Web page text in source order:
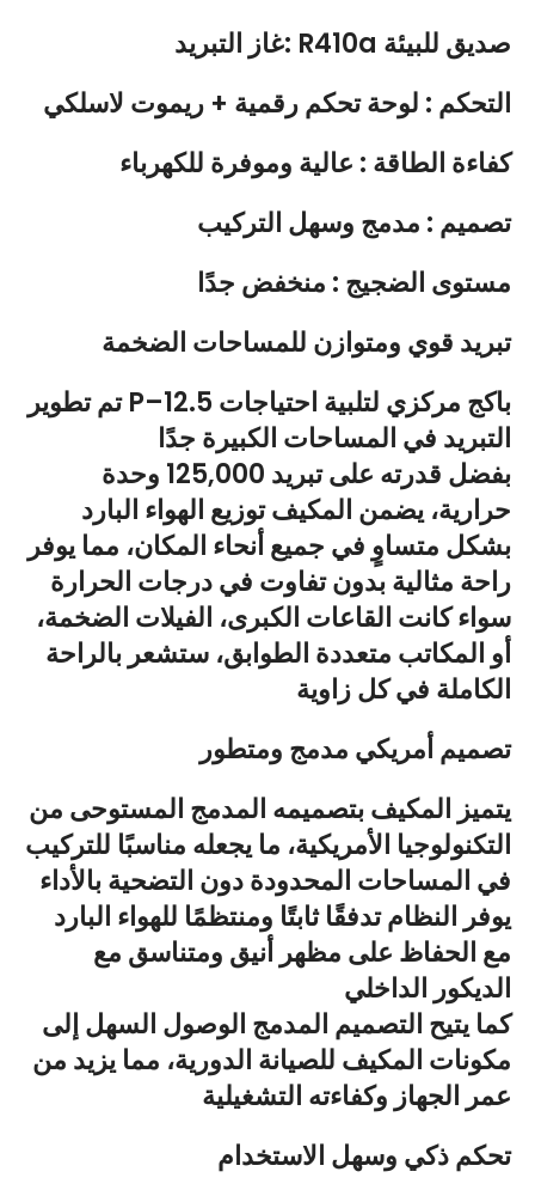
غاز التبريد: R410a صديق للبيئة
التحكم : لوحة تحكم رقمية + ريموت لاسلكي
كفاءة الطاقة : عالية وموفرة للكهرباء
تصميم : مدمج وسهل التركيب
مستوى الضجيج : منخفض جدًا
تبريد قوي ومتوازن للمساحات الضخمة
تم تطوير P–12.5 باكج مركزي لتلبية احتياجات
التبريد في المساحات الكبيرة جدًا
بفضل قدرته على تبريد 125,000 وحدة
حرارية، يضمن المكيف توزيع الهواء البارد
بشكل متساوٍ في جميع أنحاء المكان، مما يوفر
راحة مثالية بدون تفاوت في درجات الحرارة
سواء كانت القاعات الكبرى، الفيلات الضخمة،
أو المكاتب متعددة الطوابق، ستشعر بالراحة
الكاملة في كل زاوية
تصميم أمريكي مدمج ومتطور
يتميز المكيف بتصميمه المدمج المستوحى من
التكنولوجيا الأمريكية، ما يجعله مناسبًا للتركيب
في المساحات المحدودة دون التضحية بالأداء
يوفر النظام تدفقًا ثابتًا ومنتظمًا للهواء البارد
مع الحفاظ على مظهر أنيق ومتناسق مع
الديكور الداخلي
كما يتيح التصميم المدمج الوصول السهل إلى
مكونات المكيف للصيانة الدورية، مما يزيد من
عمر الجهاز وكفاءته التشغيلية
تحكم ذكي وسهل الاستخدام